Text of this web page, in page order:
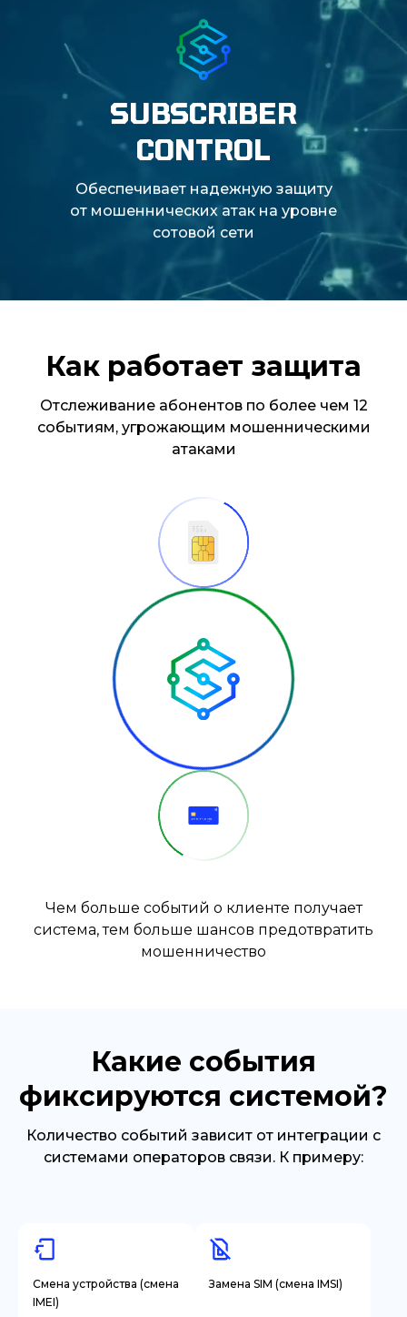
SUBSCRIBER
CONTROL
Обеспечивает надежную защиту
от мошеннических атак на уровне
сотовой сети
Как работает защита
Отслеживание абонентов по более чем 12
событиям, угрожающим мошенническими
атаками
Чем больше событий о клиенте получает
система, тем больше шансов предотвратить
мошенничество
Какие события
фиксируются системой?
Количество событий зависит от интеграции с
системами операторов связи. К примеру:
Смена устройства (смена
IMEI)
Замена SIM (смена IMSI)